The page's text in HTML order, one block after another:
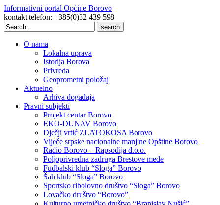
Informativni portal Općine Borovo
kontakt telefon: +385(0)32 439 598
Search
for:
O nama
Lokalna uprava
Istorija Borova
Privreda
Geoprometni položaj
Aktuelno
Arhiva događaja
Pravni subjekti
Projekt centar Borovo
EKO-DUNAV Borovo
Dječji vrtić ZLATOKOSA Borovo
Vijeće srpske nacionalne manjine Opštine Borovo
Radio Borovo – Rapsodija d.o.o.
Poljoprivredna zadruga Brestove međe
Fudbalski klub “Sloga” Borovo
Šah klub “Sloga” Borovo
Sportsko ribolovno društvo “Sloga” Borovo
Lovačko društvo “Borovo”
Kulturno umetničko društvo “Branislav Nušić”